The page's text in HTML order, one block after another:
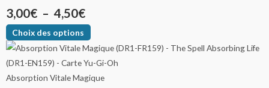
3,00€ – 4,50€
Choix des options
Absorption Vitale Magique